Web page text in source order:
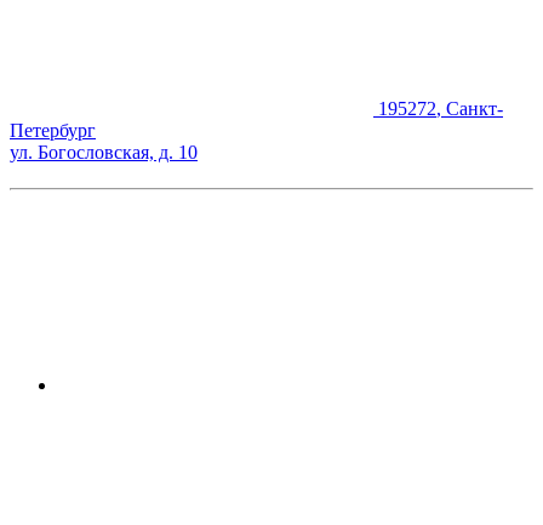
195272, Санкт-
Петербург
ул. Богословская, д. 10